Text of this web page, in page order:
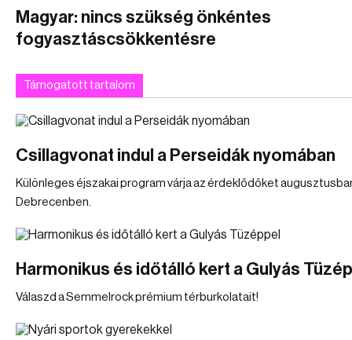
Magyar: nincs szükség önkéntes
fogyasztáscsökkentésre
Támogatott tartalom
Csillagvonat indul a Perseidák nyomában
Különleges éjszakai program várja az érdeklődőket
Debrecenben.
Harmonikus és időtálló kert a Gulyás
Válaszd a Semmelrock prémium térburkolatait!